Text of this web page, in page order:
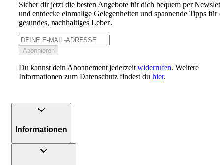
Sicher dir jetzt die besten Angebote für dich bequem per
und entdecke einmalige Gelegenheiten und spannende Tipps für
gesundes, nachhaltiges Leben.
Abonnieren
Du kannst dein Abonnement jederzeitwiderrufen. Weitere
Informationen zum Datenschutz findest du hier.
Informationen